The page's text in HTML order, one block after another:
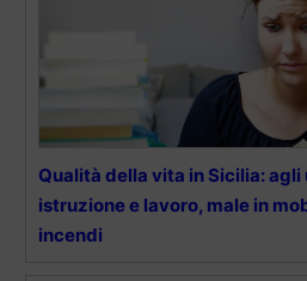
Qualità della vita in Sicilia:
istruzione e lavoro, male in
incendi